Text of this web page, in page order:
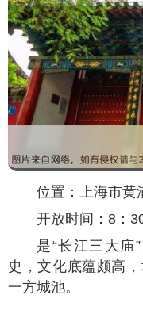
位置：上海市黄
开放时间：8：
是“长江三大庙
史，文化底蕴颇高
一方城池。